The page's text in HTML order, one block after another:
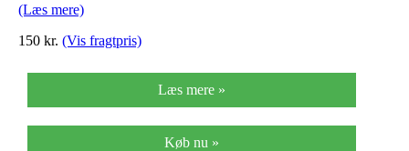
(Læs mere)
150 kr. (Vis fragtpris)
Læs mere »
Køb nu »